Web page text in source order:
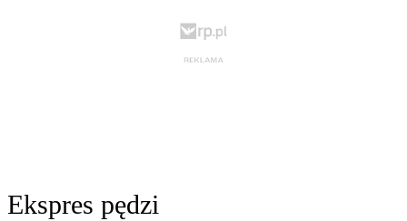
Ekspres pędzi